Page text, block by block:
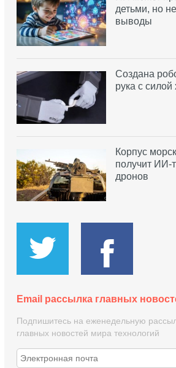
детьми, но
выводы
Создана
рука с
Корпус
получит ИИ-
дронов
Email рассылка главных
Подпишитесь на еженедельную
главных новостей мира технологий